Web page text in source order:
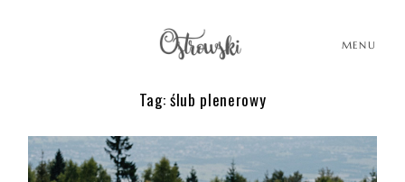
MENU
Tag: ślub plenerowy